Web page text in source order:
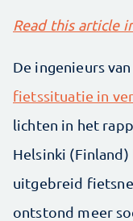
Read this article
De ingenieurs
fietssituatie in
lichten in het
Helsinki
uitgebreid
ontstond meer